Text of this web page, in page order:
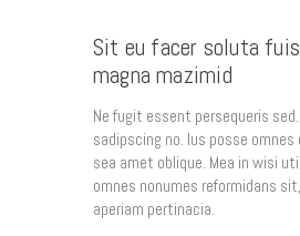
Sit eu facer soluta
magna mazimid
Ne fugit essent persequeris
sadipscing no. Ius posse omnes
sea amet oblique. Mea in wisi
omnes nonumes reformidans
aperiam pertinacia.